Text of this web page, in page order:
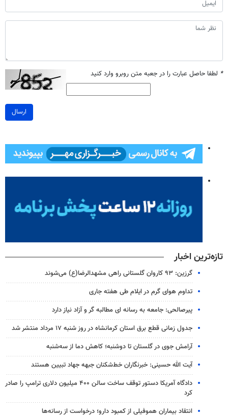
* لطفا حاصل عبارت را در جعبه متن روبرو وارد کنید
ارسال
تازه‌ترین اخبار
گرزین: ۹۳ کاروان گلستانی راهی مشهدالرضا(ع) می‌شوند
تداوم هوای گرم در ایلام طی هفته جاری
پیرصالحی: جامعه به رسانه ای مطالبه گر و آزاد نیاز دارد
جدول زمانی قطع برق استان کرمانشاه در روز شنبه ۱۷ مرداد منتشر شد
آرامش جوی در گلستان تا دوشنبه؛ کاهش دما از سه‌شنبه
آیت الله حسینی: خبرنگاران خط‌شکنان جبهه جهاد تبیین هستند
دادگاه آمریکا دستور توقف ساخت سالن ۴۰۰ میلیون دلاری ترامپ را صادر
کرد
انتقاد بیماران هموفیلی از کمبود دارو؛ درخواست از رسانه‌ها